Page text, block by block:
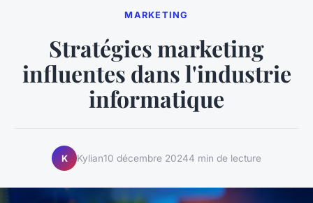
MARKETING
Stratégies marketing
influentes dans l'industrie
informatique
K Kylian10 décembre 20244 min de lecture